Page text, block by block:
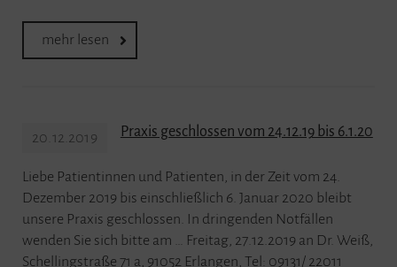
mehr lesen
20.12.2019 Praxis geschlossen vom 24.12.19 bis 6.1.20
Liebe Patientinnen und Patienten, in der Zeit vom 24.
Dezember 2019 bis einschließlich 6. Januar 2020 bleibt
unsere Praxis geschlossen. In dringenden Notfällen
wenden Sie sich bitte am … Freitag, 27.12.2019 an Dr. Weiß,
Schellingstraße 71 a, 91052 Erlangen, Tel: 09131/ 22011